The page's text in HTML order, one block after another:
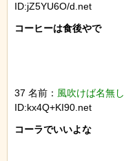
ID:jZ5YU6O/d.net
コーヒーは食後やで
37 名前： 風吹けば名無し
ID:kx4Q+KI90.net
コーラでいいよな